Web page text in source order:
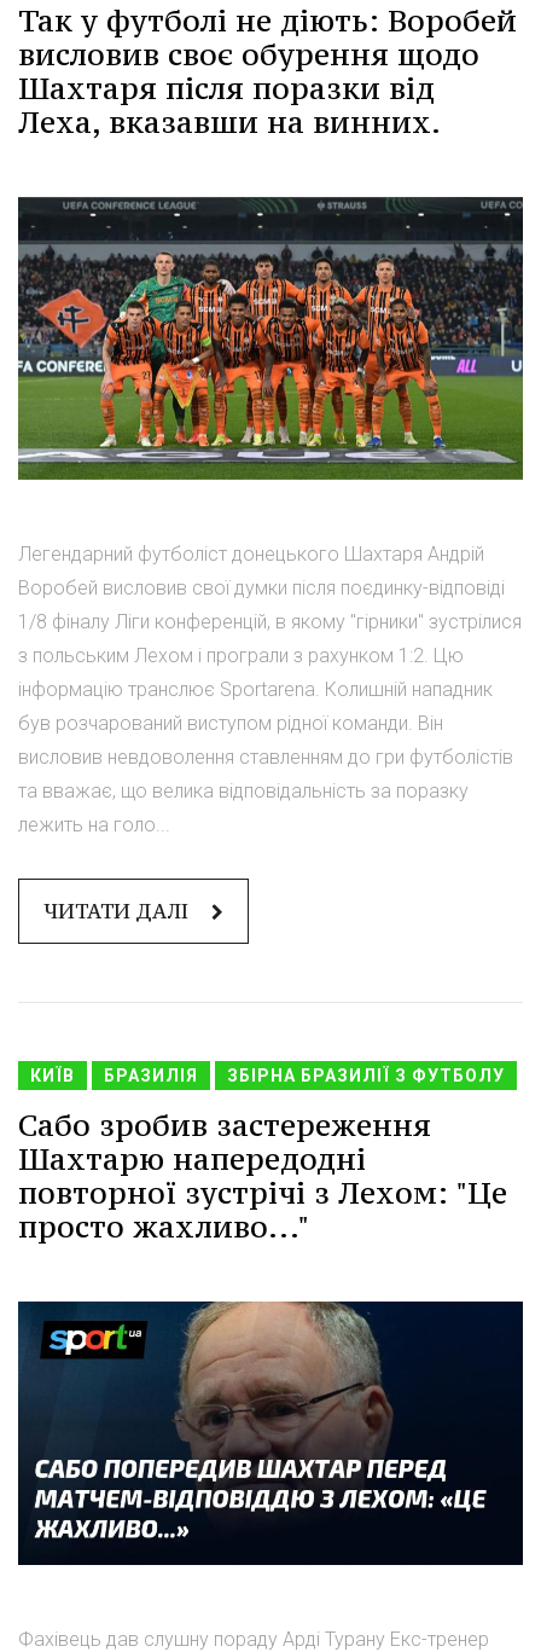
Так у футболі не діють: Воробей
висловив своє обурення щодо
Шахтаря після поразки від
Леха, вказавши на винних.
Легендарний футболіст донецького Шахтаря Андрій
Воробей висловив свої думки після поєдинку-відповіді
1/8 фіналу Ліги конференцій, в якому "гірники" зустрілися
з польським Лехом і програли з рахунком 1:2. Цю
інформацію транслює Sportarena. Колишній нападник
був розчарований виступом рідної команди. Він
висловив невдоволення ставленням до гри футболістів
та вважає, що велика відповідальність за поразку
лежить на голо...
ЧИТАТИ ДАЛІ
КИЇВ БРАЗИЛІЯ ЗБІРНА БРАЗИЛІЇ З ФУТБОЛУ
Сабо зробив застереження
Шахтарю напередодні
повторної зустрічі з Лехом: "Це
просто жахливо..."
Фахівець дав слушну пораду Арді Турану Екс-тренер